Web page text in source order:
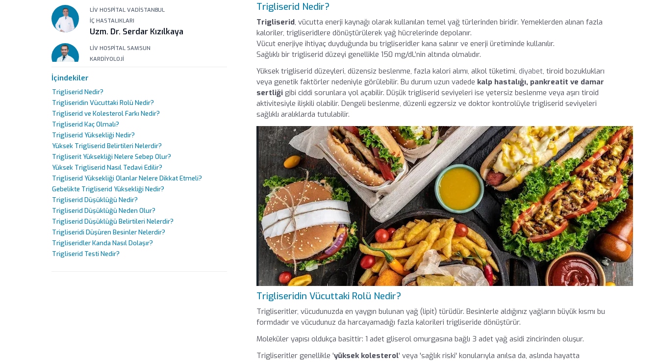
LIV HOSPITAL VADISTANBUL
İÇ HASTALIKLARI
Uzm. Dr. Serdar Kızılkaya
LIV HOSPITAL SAMSUN
KARDIYOLOJI
Uzm. Dr. Manolya Gökrem
LIV HOSPITAL SAMSUN
İÇ HASTALIKLARI
Uzm. Dr. Özkan Akyol
LIV HOSPITAL SAMSUN
Uzm. Dr. Yunus Amasyalı
İçindekiler
Trigliserid Nedir?
Trigliseridin Vücuttaki Rolü Nedir?
Trigliserid ve Kolesterol Farkı Nedir?
Trigliserid Kaç Olmalı?
Trigliserid Yüksekliği Nedir?
Yüksek Trigliserid Belirtileri Nelerdir?
Trigliserit Yüksekliği Nelere Sebep Olur?
Yüksek Trigliserid Nasıl Tedavi Edilir?
Trigliserid Yüksekliği Olanlar Nelere Dikkat Etmeli?
Gebelikte Trigliserid Yüksekliği Nedir?
Trigliserid Düşüklüğü Nedir?
Trigliserid Düşüklüğü Neden Olur?
Trigliserid Düşüklüğü Belirtileri Nelerdir?
Trigliseridi Düşüren Besinler Nelerdir?
Trigliseridler Kanda Nasıl Dolaşır?
Trigliserid Testi Nedir?
Trigliserid Nedir?
Trigliserid, vücutta enerji kaynağı olarak kullanılan temel yağ türlerinden biridir. Yemeklerden alınan fazla
kaloriler, trigliseridlere dönüştürülerek yağ hücrelerinde depolanır.
Vücut enerjiye ihtiyaç duyduğunda bu trigliseridler kana salınır ve enerji üretiminde kullanılır.
Sağlıklı bir trigliserid düzeyi genellikle 150 mg/dL’nin altında olmalıdır.
Yüksek trigliserid düzeyleri, düzensiz beslenme, fazla kalori alımı, alkol tüketimi, diyabet, tiroid bozuklukları
veya genetik faktörler nedeniyle görülebilir. Bu durum uzun vadede kalp hastalığı, pankreatit ve damar
sertliğigibi ciddi sorunlara yol açabilir. Düşük trigliserid seviyeleri ise yetersiz beslenme veya aşırı tiroid
aktivitesiyle ilişkili olabilir. Dengeli beslenme, düzenli egzersiz ve doktor kontrolüyle trigliserid seviyeleri
sağlıklı aralıklarda tutulabilir.
Trigliseridin Vücuttaki Rolü Nedir?
Trigliseritler, vücudunuzda en yaygın bulunan yağ (lipit) türüdür. Besinlerle aldığınız yağların büyük kısmı bu
formdadır ve vücudunuz da harcayamadığı fazla kalorileri trigliseride dönüştürür.
Moleküler yapısı oldukça basittir: 1 adet gliserol omurgasına bağlı 3 adet yağ asidi zincirinden oluşur.
Trigliseritler genellikle 'yüksek kolesterol' veya 'sağlık riski' konularıyla anılsa da, aslında hayatta